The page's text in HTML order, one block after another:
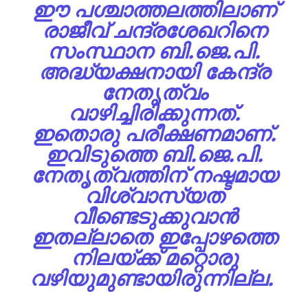
ഈ പശ്ചാത്തലത്തിലാണ്
രാജീവ് ചന്ദ്രശേഖറിനെ
സംസ്ഥാന ബി.ജെ.പി.
അദ്ധ്യക്ഷനായി കേന്ദ്ര
നേതൃത്വം
വാഴിച്ചിരിക്കുന്നത്.
ഇതൊരു പരീക്ഷണമാണ്.
ഇവിടുത്തെ ബി.ജെ.പി.
നേതൃത്വത്തിന് നഷ്ടമായ
വിശ്വാസ്യത
വീണ്ടെടുക്കുവാൻ
ഇതല്ലാതെ ഇപ്പോഴത്തെ
നിലയ്ക്ക് മറ്റൊരു
വഴിയുമുണ്ടായിരുന്നില്ല.